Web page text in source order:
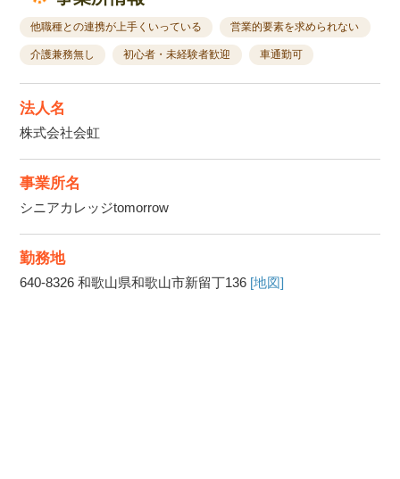
他職種との連携が上手くいっている 営業的要素を求められない
介護兼務無し 初心者・未経験者歓迎 車通勤可
法人名
株式会社会虹
事業所名
シニアカレッジtomorrow
勤務地
640-8326 和歌山県和歌山市新留丁136 [地図]